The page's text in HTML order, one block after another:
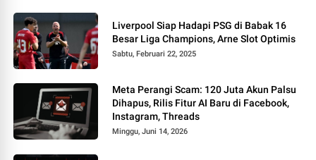
Liverpool Siap Hadapi PSG di Babak 16
Besar Liga Champions, Arne Slot Optimis
Sabtu, Februari 22, 2025
Meta Perangi Scam: 120 Juta Akun Palsu
Dihapus, Rilis Fitur AI Baru di Facebook,
Instagram, Threads
Minggu, Juni 14, 2026